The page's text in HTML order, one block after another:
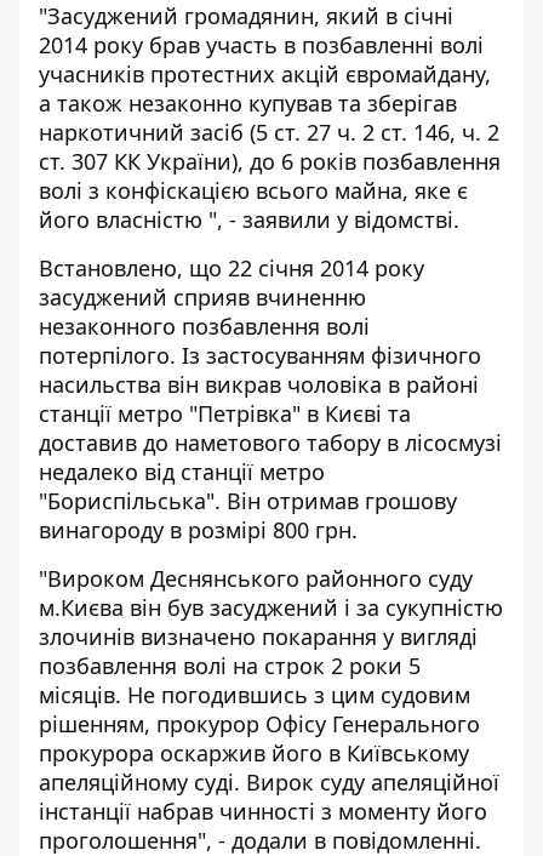
"Засуджений громадянин, який в січні
2014 року брав участь в позбавленні волі
учасників протестних акцій євромайдану,
а також незаконно купував та зберігав
наркотичний засіб (5 ст. 27 ч. 2 ст. 146, ч. 2
ст. 307 КК України), до 6 років позбавлення
волі з конфіскацією всього майна, яке є
його власністю ", - заявили у відомстві.
Встановлено, що 22 січня 2014 року
засуджений сприяв вчиненню
незаконного позбавлення волі
потерпілого. Із застосуванням фізичного
насильства він викрав чоловіка в районі
станції метро "Петрівка" в Києві та
доставив до наметового табору в лісосмузі
недалеко від станції метро
"Бориспільська". Він отримав грошову
винагороду в розмірі 800 грн.
"Вироком Деснянського районного суду
м.Києва він був засуджений і за сукупністю
злочинів визначено покарання у вигляді
позбавлення волі на строк 2 роки 5
місяців. Не погодившись з цим судовим
рішенням, прокурор Офісу Генерального
прокурора оскаржив його в Київському
апеляційному суді. Вирок суду апеляційної
інстанції набрав чинності з моменту його
проголошення", - додали в повідомленні.